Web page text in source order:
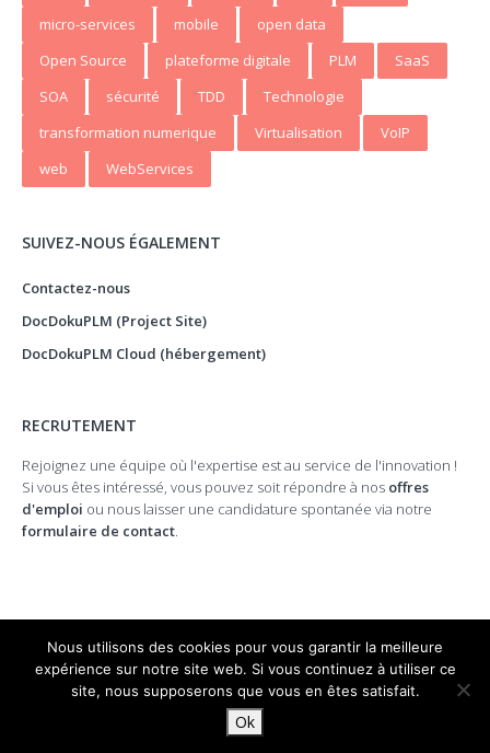
micro-services
mobile
open data
Open Source
plateforme digitale PLM
SaaS
SOA
sécurité TDD
Technologie
transformation numerique
Virtualisation
VoIP
web
WebServices
SUIVEZ-NOUS ÉGALEMENT
Contactez-nous
DocDokuPLM (Project Site)
DocDokuPLM Cloud (hébergement)
RECRUTEMENT
Rejoignez une équipe où l'expertise est au service de l'innovation !
Si vous êtes intéressé, vous pouvez soit répondre à nos offres
d'emploi ou nous laisser une candidature spontanée via notre
formulaire de contact.
© 2026 DocDoku.
Nous utilisons des cookies pour vous garantir la meilleure
expérience sur notre site web. Si vous continuez à utiliser ce
site, nous supposerons que vous en êtes satisfait.
Ok